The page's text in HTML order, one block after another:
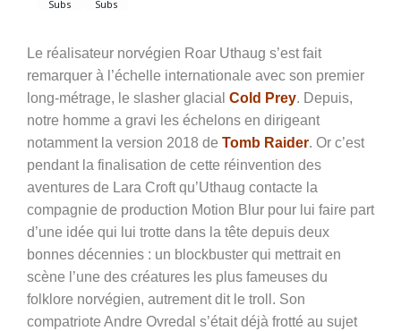
Le réalisateur norvégien Roar Uthaug s’est fait
remarquer à l’échelle internationale avec son premier
long-métrage, le slasher glacial Cold Prey. Depuis,
notre homme a gravi les échelons en dirigeant
notamment la version 2018 de Tomb Raider. Or c’est
pendant la finalisation de cette réinvention des
aventures de Lara Croft qu’Uthaug contacte la
compagnie de production Motion Blur pour lui faire part
d’une idée qui lui trotte dans la tête depuis deux
bonnes décennies : un blockbuster qui mettrait en
scène l’une des créatures les plus fameuses du
folklore norvégien, autrement dit le troll. Son
compatriote Andre Ovredal s’était déjà frotté au sujet